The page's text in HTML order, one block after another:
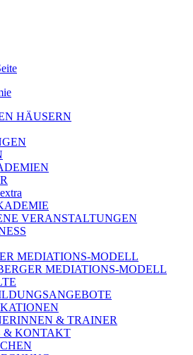
HÄUSERN
VERANSTALTUNGEN
MEDIATIONS-MODELL
MEDIATIONS-MODELL
& TRAINER
& KONTAKT